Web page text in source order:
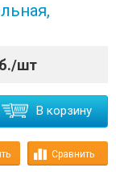
шт
В корзину
Сравнить